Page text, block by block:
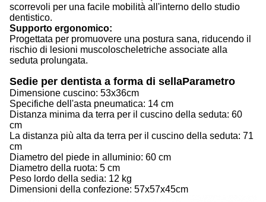
scorrevoli per una facile mobilità all'interno dello studio
dentistico.
Supporto ergonomico:
Progettata per promuovere una postura sana, riducendo il
rischio di lesioni muscoloscheletriche associate alla
seduta prolungata.
Sedie per dentista a forma di sellaParametro
Dimensione cuscino: 53x36cm
Specifiche dell'asta pneumatica: 14 cm
Distanza minima da terra per il cuscino della seduta: 60
cm
La distanza più alta da terra per il cuscino della seduta: 71
cm
Diametro del piede in alluminio: 60 cm
Diametro della ruota: 5 cm
Peso lordo della sedia: 12 kg
Dimensioni della confezione: 57x57x45cm